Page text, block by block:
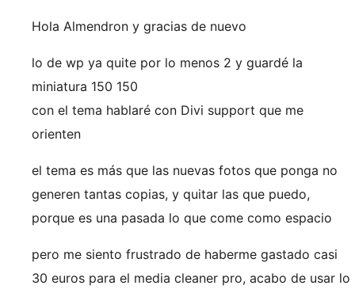
Hola Almendron y gracias de nuevo
lo de wp ya quite por lo menos 2 y guardé la
miniatura 150 150
con el tema hablaré con Divi support que me
orienten
el tema es más que las nuevas fotos que ponga no
generen tantas copias, y quitar las que puedo,
porque es una pasada lo que come como espacio
pero me siento frustrado de haberme gastado casi
30 euros para el media cleaner pro, acabo de usar lo